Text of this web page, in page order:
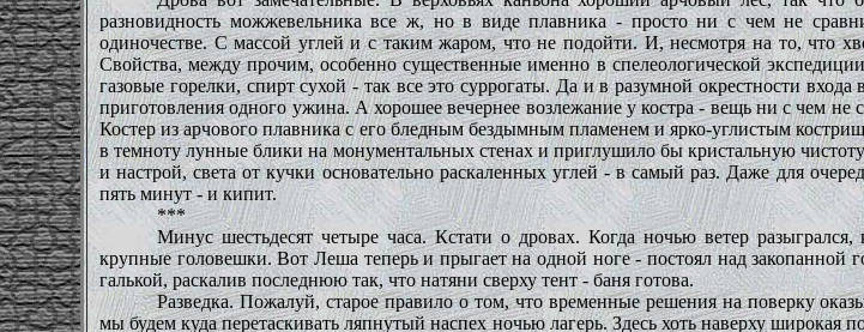
разновидность можжевельника все ж, но в виде плавника - просто ни с чем не
одиночестве. С массой углей и с таким жаром, что не подойти. И, несмотря на то, что
Свойства, между прочим, особенно существенные именно в спелеологической
газовые горелки, спирт сухой - так все это суррогаты. Да и в разумной окрестности
приготовления одного ужина. А хорошее вечернее возлежание у костра - вещь ни с чем
Костер из арчового плавника с его бледным бездымным пламенем и ярко-углистым
в темноту лунные блики на монументальных стенах и приглушило бы кристальную
и настрой, света от кучки основательно раскаленных углей - в самый раз. Даже для
пять минут - и кипит.
***
Минус шестьдесят четыре часа. Кстати о дровах. Когда ночью ветер
крупные головешки. Вот Леша теперь и прыгает на одной ноге - постоял над закопанной
галькой, раскалив последнюю так, что натяни сверху тент - баня готова.
Разведка. Пожалуй, старое правило о том, что временные решения на поверку
мы будем куда перетаскивать ляпнутый наспех ночью лагерь. Здесь хоть наверху широкая